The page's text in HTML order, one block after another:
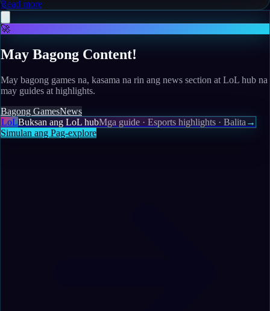
Read more
🚀
May Bagong Content!
May bagong games na, kasama na rin ang news section at LoL hub na
may guides at highlights.
Bagong GamesNews
LoLBuksan ang LoL hubMga guide · Esports highlights · Balita →
Simulan ang Pag-explore